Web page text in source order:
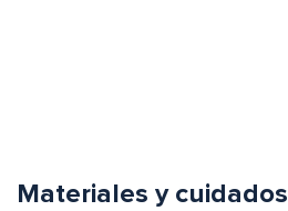
Materiales y cuidados